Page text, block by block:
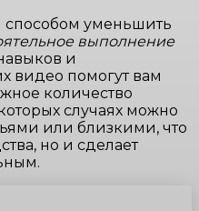
уменьшить
выполнение
и
видео помогут вам
количество
случаях можно
или близкими, что
но и сделает